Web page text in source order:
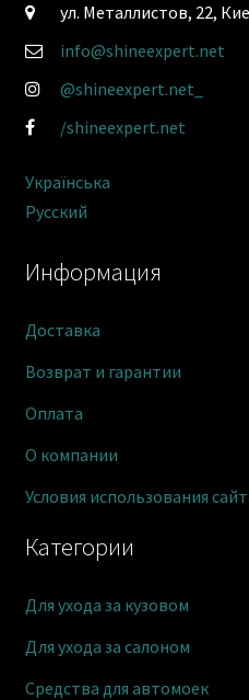
Категории
Для ухода за кузовом
Для ухода за салоном
Средства для автомоек
Информация
Доставка
Возврат и гарантии
Оплата
О компании
Условия использования
ул. Металлистов, 22,
info@shineexpert.net
@shineexpert.net_
/shineexpert.net
Українська
Русский